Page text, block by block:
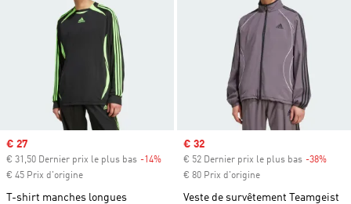
Prix soldé
€ 27
€ 31,50 Dernier prix le plus bas -14% Rabais
€ 45 Prix d'origine
T-shirt manches longues
Prix soldé
€ 32
€ 52 Dernier prix le plus bas -38%
€ 80 Prix d'origine
Veste de survêtement Teamgeist